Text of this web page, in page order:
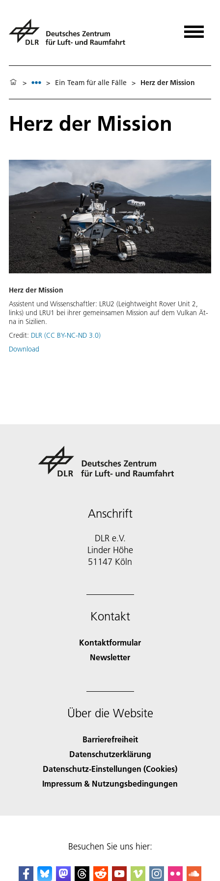
> > Ein Team für alle Fälle > Herz der Mission
Herz der Mission
Herz der Mission
As­sis­tent und Wis­sen­schaft­ler: LRU2 (Leight­weight Ro­ver Unit 2,
links) und LRU1 bei ih­rer ge­mein­sa­men Missi­on auf dem Vul­kan Ät­
na in Si­zi­li­en.
Credit: DLR (CC BY-NC-ND 3.0)
Download
Anschrift
DLR e.V.
Linder Höhe
51147 Köln
Kontakt
Kontaktformular
Newsletter
Über die Website
Barrierefreiheit
Datenschutzerklärung
Datenschutz-Einstellungen (Cookies)
Impressum & Nutzungsbedingungen
Besuchen Sie uns hier: